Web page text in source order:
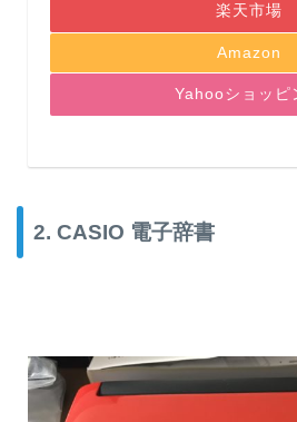
楽天市場
Amazon
Yahooショッピ
2. CASIO 電子辞書